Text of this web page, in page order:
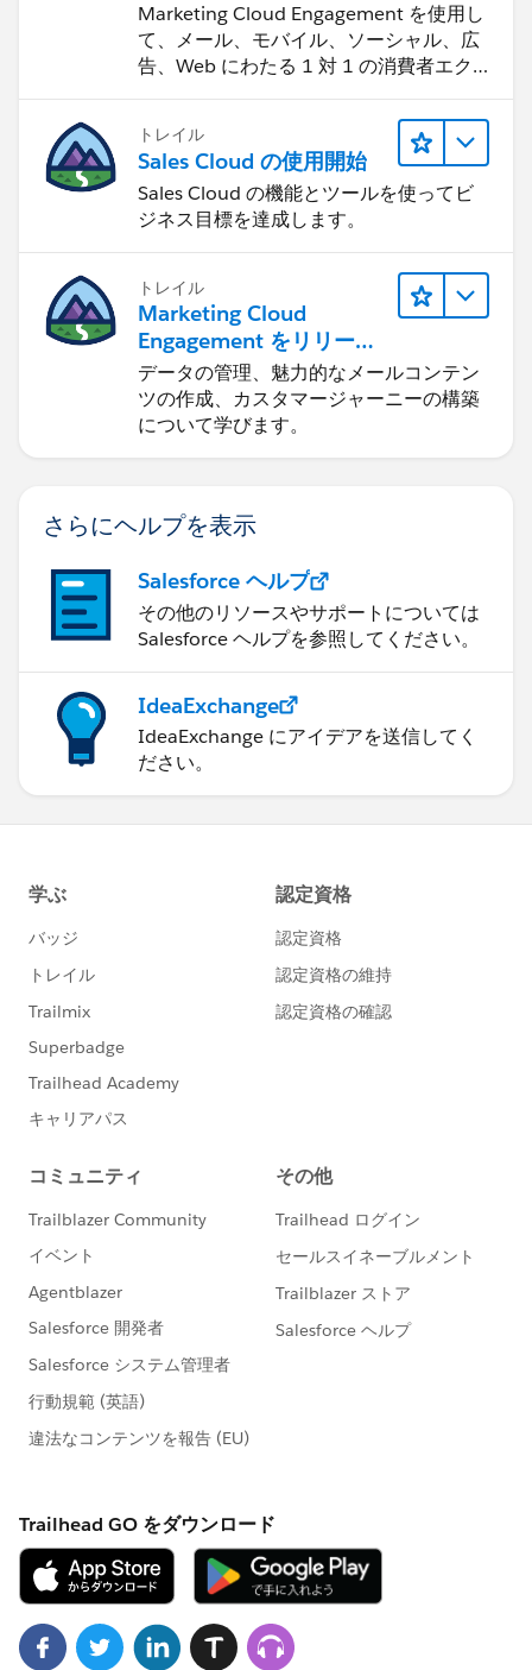
Marketing Cloud Engagement を使用し
て、メール、モバイル、ソーシャル、広
告、Web にわたる 1 対 1 の消費者エク
スペリエンスを作ります。
トレイル
Sales Cloud の使用開始
Sales Cloud の機能とツールを使ってビ
ジネス目標を達成します。
トレイル
Marketing Cloud
Engagement をリリース
する
データの管理、魅力的なメールコンテン
ツの作成、カスタマージャーニーの構築
について学びます。
さらにヘルプを表示
Salesforce ヘルプ
その他のリソースやサポートについては
Salesforce ヘルプを参照してください。
IdeaExchange
IdeaExchange にアイデアを送信してく
ださい。